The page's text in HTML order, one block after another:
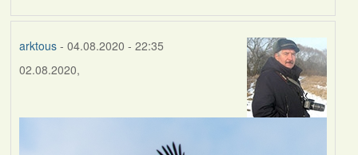
by
arktous- 04.08.2020 - 22:35
02.08.2020,